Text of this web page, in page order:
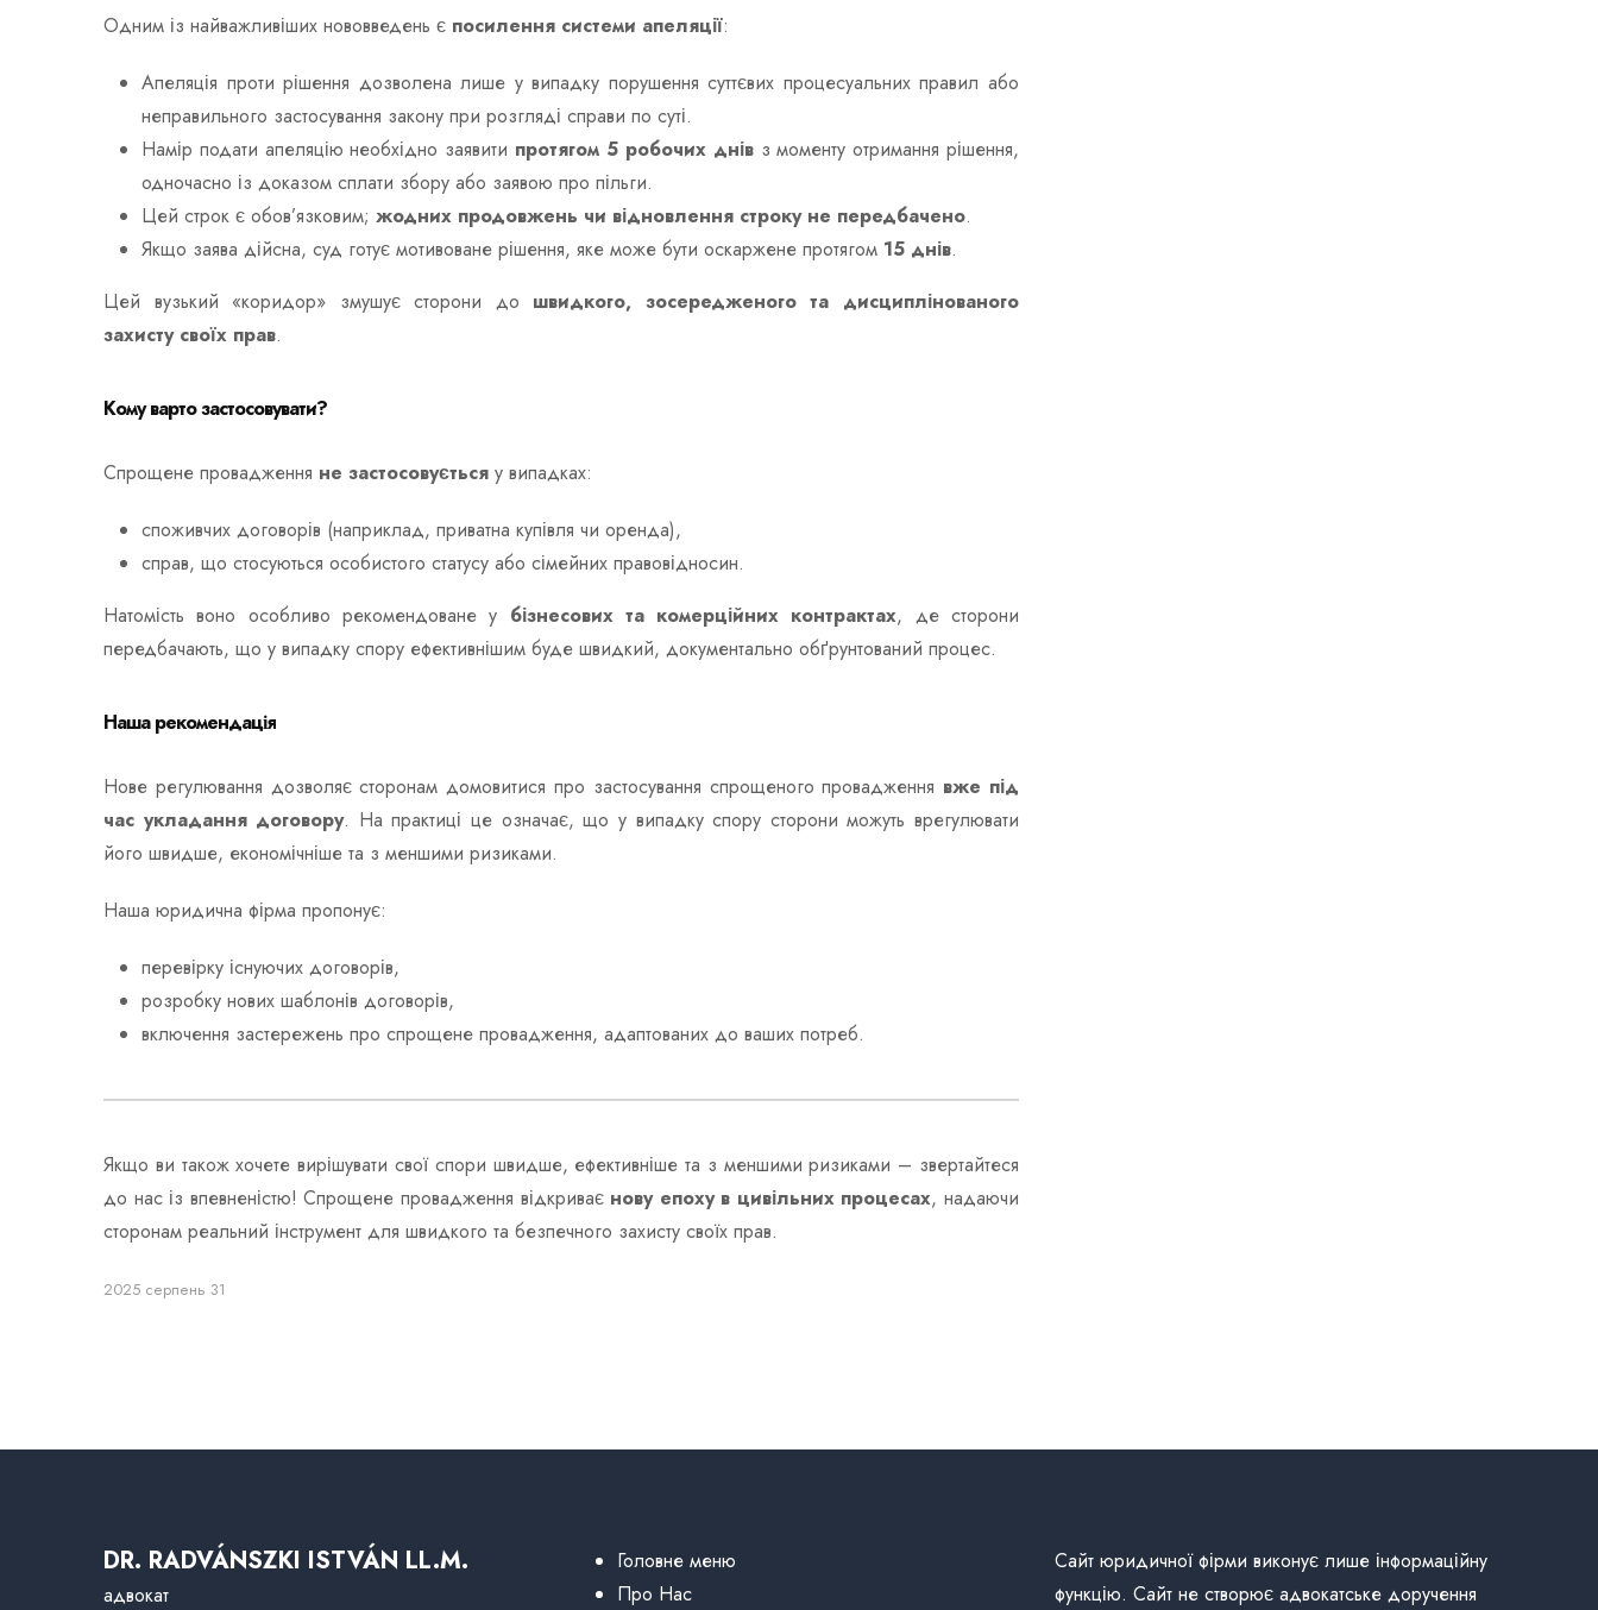
Одним із найважливіших нововведень є посилення системи апеляції:
Апеляція проти рішення дозволена лише у випадку порушення суттєвих процесуальних правил або
неправильного застосування закону при розгляді справи по суті.
Намір подати апеляцію необхідно заявити протягом 5 робочих днівз моменту отримання рішення,
одночасно із доказом сплати збору або заявою про пільги.
Цей строк є обов’язковим; жодних продовжень чи відновлення строку не передбачено.
Якщо заява дійсна, суд готує мотивоване рішення, яке може бути оскаржене протягом 15 днів.
Цей вузький «коридор» змушує сторони до швидкого, зосередженого та дисциплінованого
захисту своїх прав.
Кому варто застосовувати?
Спрощене провадження не застосовується у випадках:
споживчих договорів (наприклад, приватна купівля чи оренда),
справ, що стосуються особистого статусу або сімейних правовідносин.
Натомість воно особливо рекомендоване у бізнесових та комерційних контрактах, де сторони
передбачають, що у випадку спору ефективнішим буде швидкий, документально обґрунтований процес.
Наша рекомендація
Нове регулювання дозволяє сторонам домовитися про застосування спрощеного провадження вже під
час укладання договору. На практиці це означає, що у випадку спору сторони можуть врегулювати
його швидше, економічніше та з меншими ризиками.
Наша юридична фірма пропонує:
перевірку існуючих договорів,
розробку нових шаблонів договорів,
включення застережень про спрощене провадження, адаптованих до ваших потреб.
Якщо ви також хочете вирішувати свої спори швидше, ефективніше та з меншими ризиками – звертайтеся
до нас із впевненістю! Спрощене провадження відкриває нову епоху в цивільних процесах, надаючи
сторонам реальний інструмент для швидкого та безпечного захисту своїх прав.
2025 серпень 31
DR. RADVÁNSZKI ISTVÁN LL.M.
адвокат
Головне меню
Про Нас
Сайт юридичної фірми виконує лише інформаційну
функцію. Сайт не створює адвокатське доручення